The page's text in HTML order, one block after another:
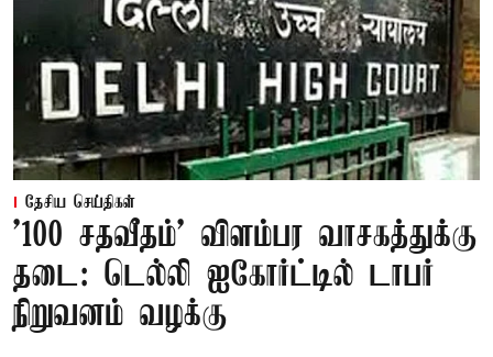
தேசிய செய்திகள்
'100 சதவீதம்' விளம்பர வாசகத்துக்கு
தடை: டெல்லி ஐகோர்ட்டில் டாபர்
நிறுவனம் வழக்கு